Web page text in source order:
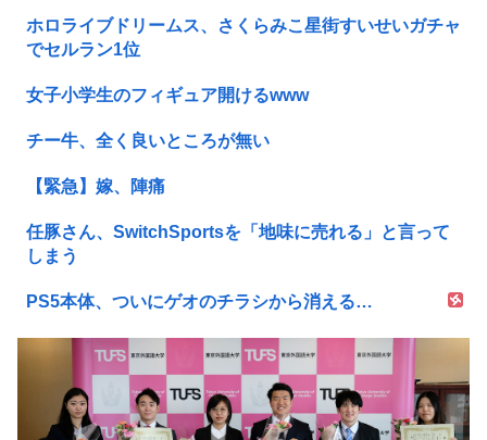
ホロライブドリームス、さくらみこ星街すいせいガチャ
でセルラン1位
女子小学生のフィギュア開けるwww
チー牛、全く良いところが無い
【緊急】嫁、陣痛
任豚さん、SwitchSportsを「地味に売れる」と言って
しまう
PS5本体、ついにゲオのチラシから消える…